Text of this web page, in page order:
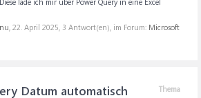
22. April 2025 , 3 Antwort(en), im Forum: Microsoft
Thema
Datum automatisch